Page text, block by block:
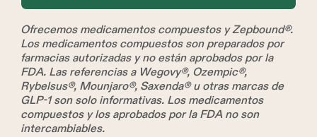
Ofrecemos medicamentos compuestos y Zepbound®.
Los medicamentos compuestos son preparados por
farmacias autorizadas y no están aprobados por la
FDA. Las referencias a Wegovy®, Ozempic®,
Rybelsus®, Mounjaro®, Saxenda® u otras marcas de
GLP-1 son solo informativas. Los medicamentos
compuestos y los aprobados por la FDA no son
intercambiables.